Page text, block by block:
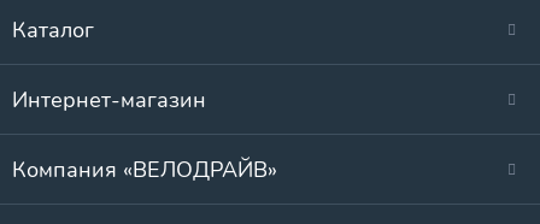
Каталог
Интернет-магазин
Компания «ВЕЛОДРАЙВ»